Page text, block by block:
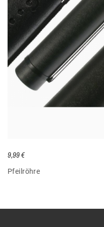
Pfeilröhre
9,99 €